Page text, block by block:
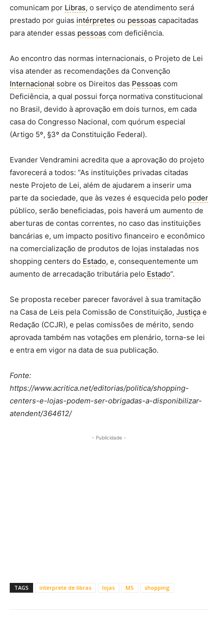
comunicam por Libras, o serviço de atendimento será
prestado por guias intérpretes ou pessoas capacitadas
para atender essas pessoas com deficiência.
Ao encontro das normas internacionais, o Projeto de Lei
visa atender as recomendações da Convenção
Internacional sobre os Direitos das Pessoas com
Deficiência, a qual possui força normativa constitucional
no Brasil, devido à aprovação em dois turnos, em cada
casa do Congresso Nacional, com quórum especial
(Artigo 5º, §3º da Constituição Federal).
Evander Vendramini acredita que a aprovação do projeto
favorecerá a todos: “As instituições privadas citadas
neste Projeto de Lei, além de ajudarem a inserir uma
parte da sociedade, que às vezes é esquecida pelo poder
público, serão beneficiadas, pois haverá um aumento de
aberturas de contas correntes, no caso das instituições
bancárias e, um impacto positivo financeiro e econômico
na comercialização de produtos de lojas instaladas nos
shopping centers do Estado, e, consequentemente um
aumento de arrecadação tributária pelo Estado”.
Se proposta receber parecer favorável à sua tramitação
na Casa de Leis pela Comissão de Constituição, Justiça e
Redação (CCJR), e pelas comissões de mérito, sendo
aprovada também nas votações em plenário, torna-se lei
e entra em vigor na data de sua publicação.
Fonte:
https://www.acritica.net/editorias/politica/shopping-
centers-e-lojas-podem-ser-obrigadas-a-disponibilizar-
atendent/364612/
- Publicidade -
TAGS interprete de libras lojas MS shopping